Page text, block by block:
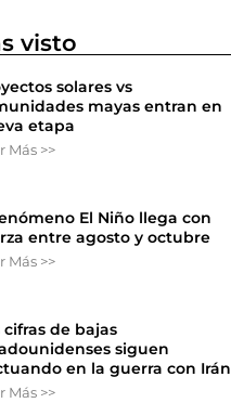
visto
solares vs
mayas entran en
etapa
Más >>
El Niño llega con
entre agosto y octubre
Más >>
cifras de bajas
siguen
en la guerra con Irán
Más >>